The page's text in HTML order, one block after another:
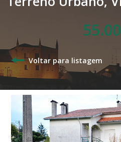
Voltar para listagem